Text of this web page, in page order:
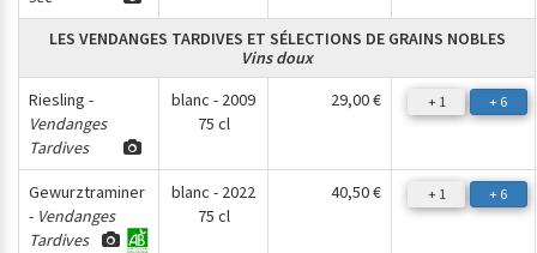
LES VENDANGES TARDIVES ET SÉLECTIONS DE GRAINS NOBLES
Vins doux
Riesling -
Vendanges
Tardives
blanc - 2009
75 cl
29,00 € + 1 + 6
Gewurztraminer
- Vendanges
Tardives
blanc - 2022
75 cl
40,50 € + 1 + 6